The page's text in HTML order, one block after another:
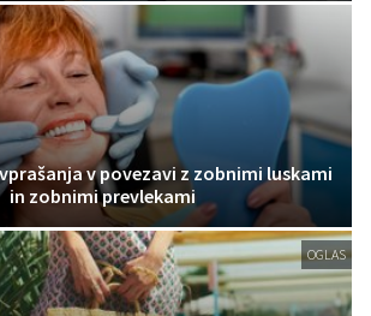
v povezavi z zobnimi luskami
in zobnimi prevlekami
OGLAS